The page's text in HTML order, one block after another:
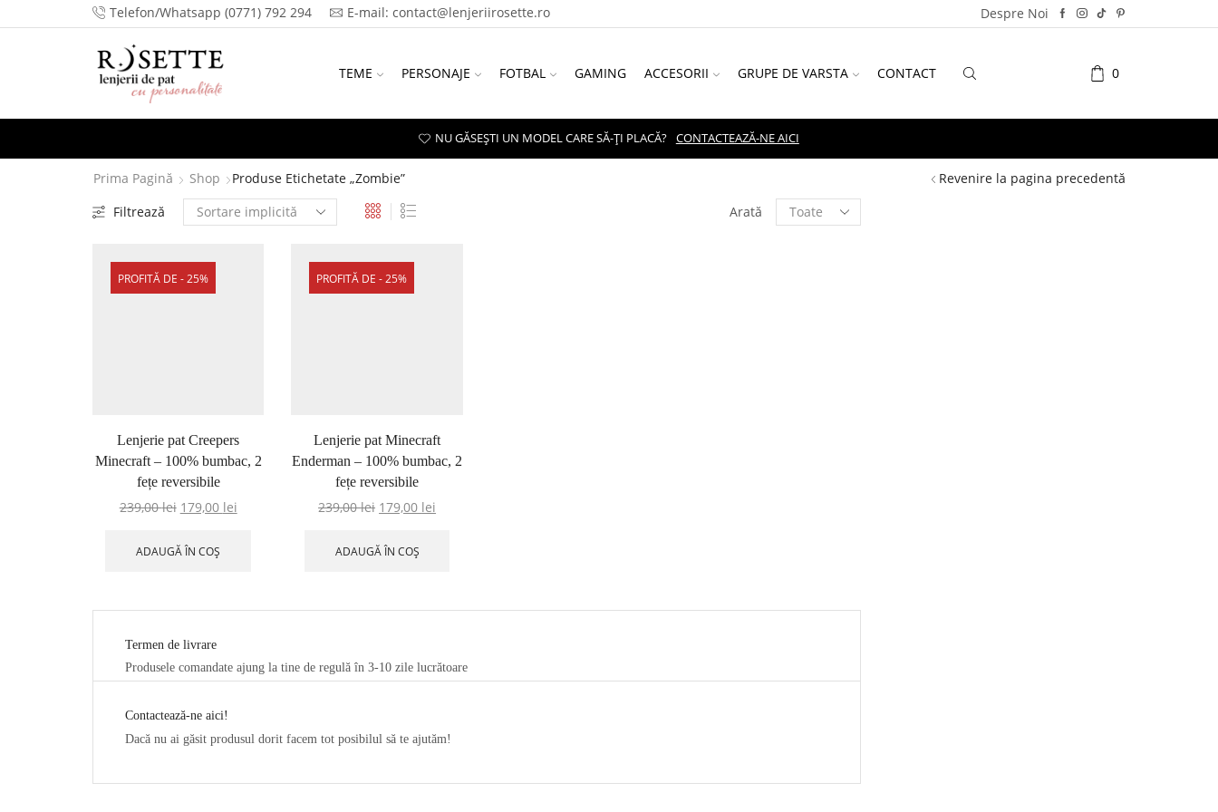
Telefon/Whatsapp (0771) 792 294 E-mail: contact@lenjeriirosette.ro Despre Noi
TEME PERSONAJE FOTBAL GAMING ACCESORII GRUPE DE VARSTA CONTACT 0
NU GĂSEȘTI UN MODEL CARE SĂ-ȚI PLACĂ? CONTACTEAZĂ-NE AICI
Prima Pagină Shop Produse Etichetate „Zombie”
Revenire la pagina precedentă
Filtrează
Arată
PROFITĂ DE - 25%
Lenjerie pat Creepers
Minecraft – 100% bumbac, 2
fețe reversibile
239,00lei 179,00 lei
ADAUGĂ ÎN COȘ
PROFITĂ DE - 25%
Lenjerie pat Minecraft
Enderman – 100% bumbac, 2
fețe reversibile
239,00lei 179,00 lei
ADAUGĂ ÎN COȘ
Termen de livrare
Produsele comandate ajung la tine de regulă în 3-10 zile lucrătoare
Contactează-ne aici!
Dacă nu ai găsit produsul dorit facem tot posibilul să te ajutăm!